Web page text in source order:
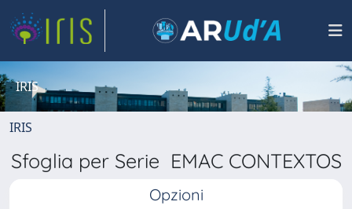
IRIS
IRIS
Sfoglia per Serie EMAC CONTEXTOS
Opzioni